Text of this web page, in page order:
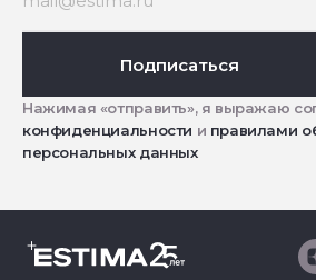
Подписаться
Нажимая «отправить», я выражаю
конфиденциальности и правилами
персональных данных